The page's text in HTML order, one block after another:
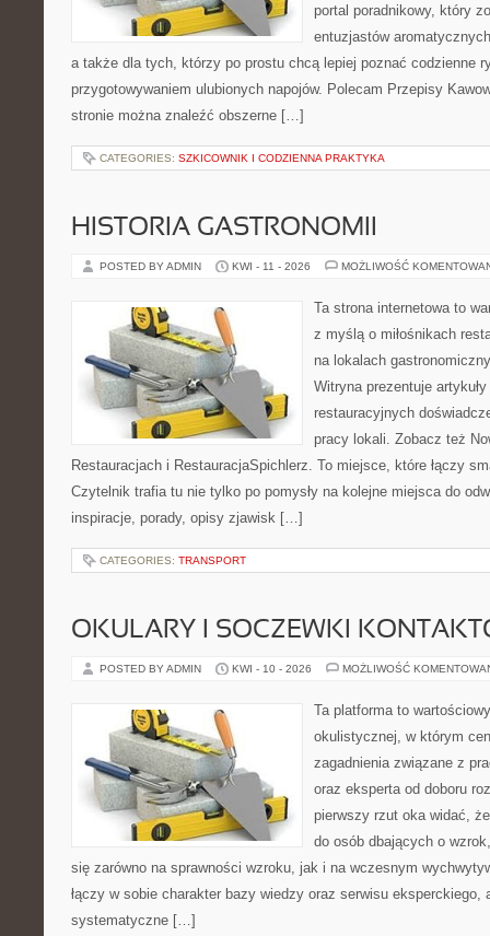
portal poradnikowy, który
entuzjastów
a także dla tych, którzy po prostu chcą lepiej poznać codzienne
przygotowywaniem ulubionych napojów. Polecam Przepisy
stronie można znaleźć obszerne […]
CATEGORIES: SZKICOWNIK I CODZIENNA PRAKTYKA
HISTORIA GASTRONOMII
POSTED BY ADMIN KWI - 11 - 2026 MOŻLIWOŚĆ
Ta strona internetowa to
z myślą o miłośnikach
na lokalach
Witryna prezentuje
restauracyjnych
pracy lokali. Zobacz też
Restauracjach i RestauracjaSpichlerz. To miejsce, które łączy
Czytelnik trafia tu nie tylko po pomysły na kolejne miejsca do
inspiracje, porady, opisy zjawisk […]
CATEGORIES: TRANSPORT
OKULARY I SOCZEWKI
POSTED BY ADMIN KWI - 10 - 2026 MOŻLIWOŚĆ
Ta platforma to
okulistycznej, w którym
zagadnienia związane z
oraz eksperta od doboru
pierwszy rzut oka widać,
do osób dbających o
się zarówno na sprawności wzroku, jak i na wczesnym
łączy w sobie charakter bazy wiedzy oraz serwisu eksperckiego,
systematyczne […]